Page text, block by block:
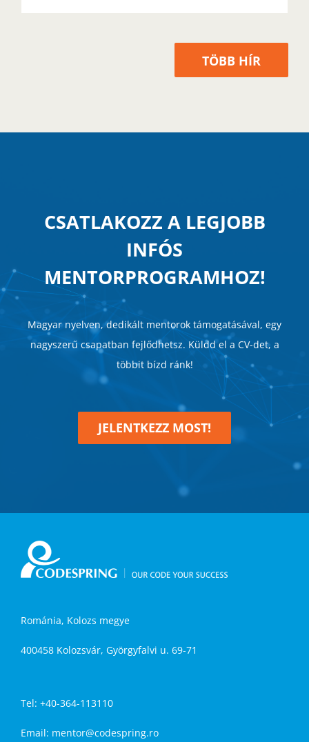
TÖBB HÍR
CSATLAKOZZ A LEGJOBB
INFÓS
MENTORPROGRAMHOZ!
Magyar nyelven, dedikált mentorok támogatásával, egy
nagyszerű csapatban fejlődhetsz. Küldd el a CV-det, a
többit bízd ránk!
JELENTKEZZ MOST!
Románia, Kolozs megye
400458 Kolozsvár, Györgyfalvi u. 69-71
Tel: +40-364-113110
Email: mentor@codespring.ro